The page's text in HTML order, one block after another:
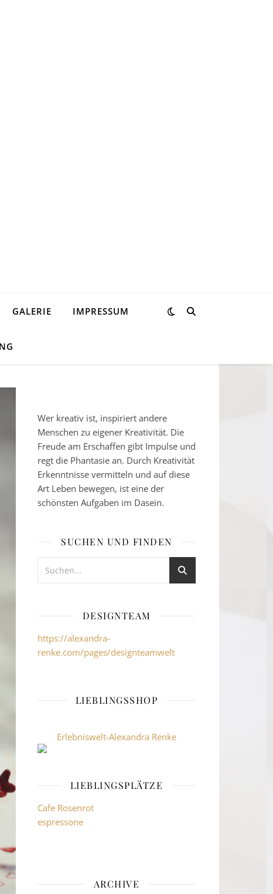
GALERIE IMPRESSUM
Wer kreativ ist, inspiriert andere
Menschen zu eigener Kreativität. Die
Freude am Erschaffen gibt Impulse und
regt die Phantasie an. Durch Kreativität
Erkenntnisse vermitteln und auf diese
Art Leben bewegen, ist eine der
schönsten Aufgaben im Dasein.
SUCHEN UND FINDEN
DESIGNTEAM
https://alexandra-
renke.com/pages/designteamwelt
LIEBLINGSSHOP
Erlebniswelt-Alexandra Renke
LIEBLINGSPLÄTZE
Cafe Rosenrot
espressone
ARCHIVE